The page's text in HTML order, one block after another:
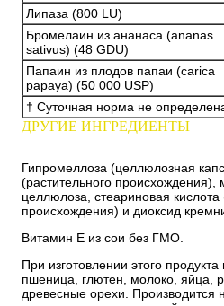
Липаза (800 LU)
Бромелаин из ананаса (ananas
sativus) (48 GDU)
Папаин из плодов папаи (carica
papaya) (50 000 USP)
† Суточная норма не
ДРУГИЕ ИНГРЕДИЕНТЫ
Гипромеллоза (целлюлозная
(растительного происхождения),
целлюлоза, стеариновая кислота
происхождения) и диоксид
Витамин E из сои без ГМО.
При изготовлении этого
пшеница, глютен, молоко, яйца,
древесные орехи.